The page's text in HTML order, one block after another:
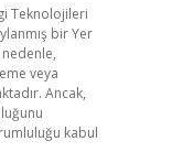
Teknolojileri
bir Yer
veya
Ancak,
kabul